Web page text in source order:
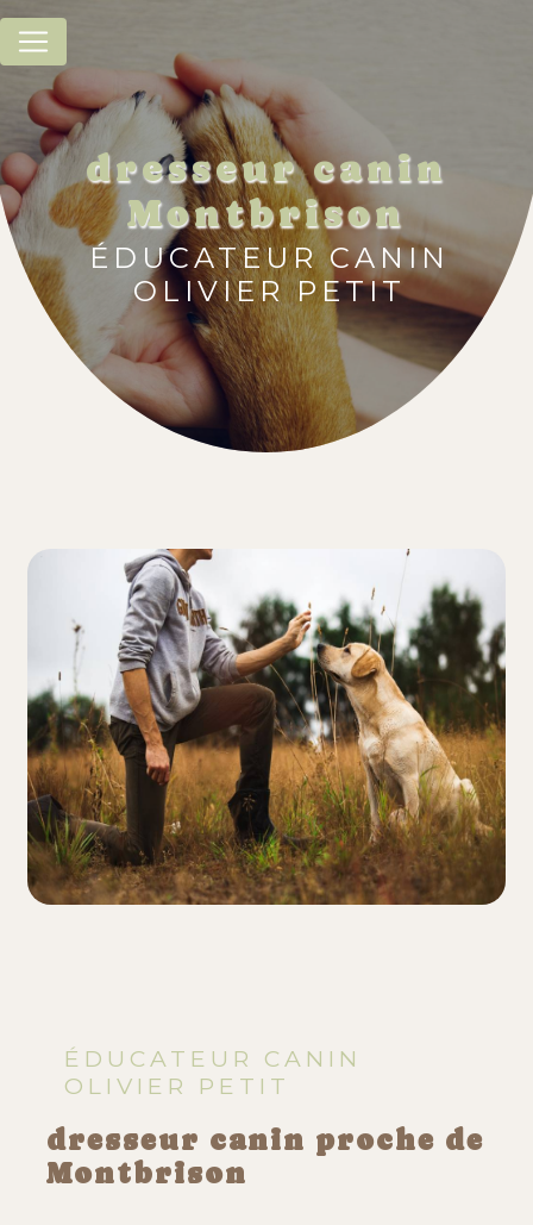
dresseur canin
Montbrison
ÉDUCATEUR CANIN
OLIVIER PETIT
ÉDUCATEUR CANIN
OLIVIER PETIT
dresseur canin proche de
Montbrison
Panneau de gestion des cookies